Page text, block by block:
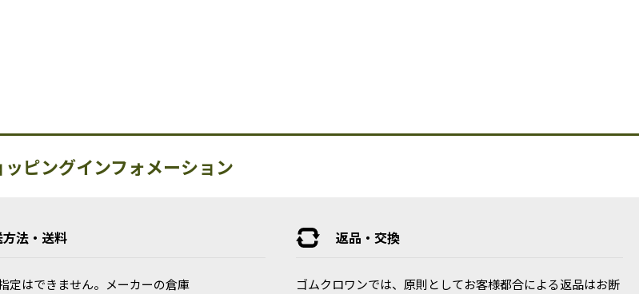
ッピングインフォメーション
法・送料
定はできません。メーカーの倉庫
返品・交換
ゴムクロワンでは、原則としてお客様都合による返品はお断